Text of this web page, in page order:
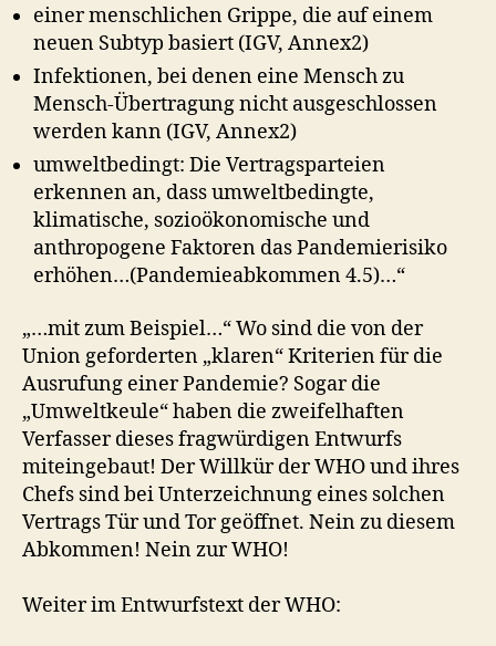
einer menschlichen Grippe, die auf einem
neuen Subtyp basiert (IGV, Annex2)
Infektionen, bei denen eine Mensch zu
Mensch-Übertragung nicht ausgeschlossen
werden kann (IGV, Annex2)
umweltbedingt: Die Vertragsparteien
erkennen an, dass umweltbedingte,
klimatische, sozioökonomische und
anthropogene Faktoren das Pandemierisiko
erhöhen…(Pandemieabkommen 4.5)…“
„…mit zum Beispiel…“ Wo sind die von der
Union geforderten „klaren“ Kriterien für die
Ausrufung einer Pandemie? Sogar die
„Umweltkeule“ haben die zweifelhaften
Verfasser dieses fragwürdigen Entwurfs
miteingebaut! Der Willkür der WHO und ihres
Chefs sind bei Unterzeichnung eines solchen
Vertrags Tür und Tor geöffnet. Nein zu diesem
Abkommen! Nein zur WHO!
Weiter im Entwurfstext der WHO: